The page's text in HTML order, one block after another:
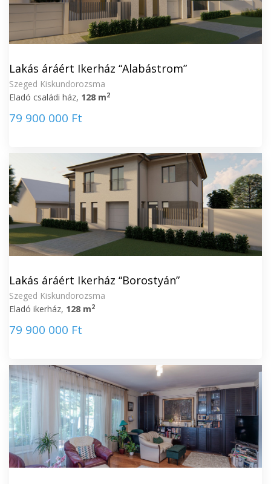
Lakás áráért Ikerház “Alabástrom”
Szeged Kiskundorozsma
Eladó családi ház, 128 m2
79 900 000 Ft
Lakás áráért Ikerház “Borostyán”
Szeged Kiskundorozsma
Eladó ikerház, 128 m2
79 900 000 Ft